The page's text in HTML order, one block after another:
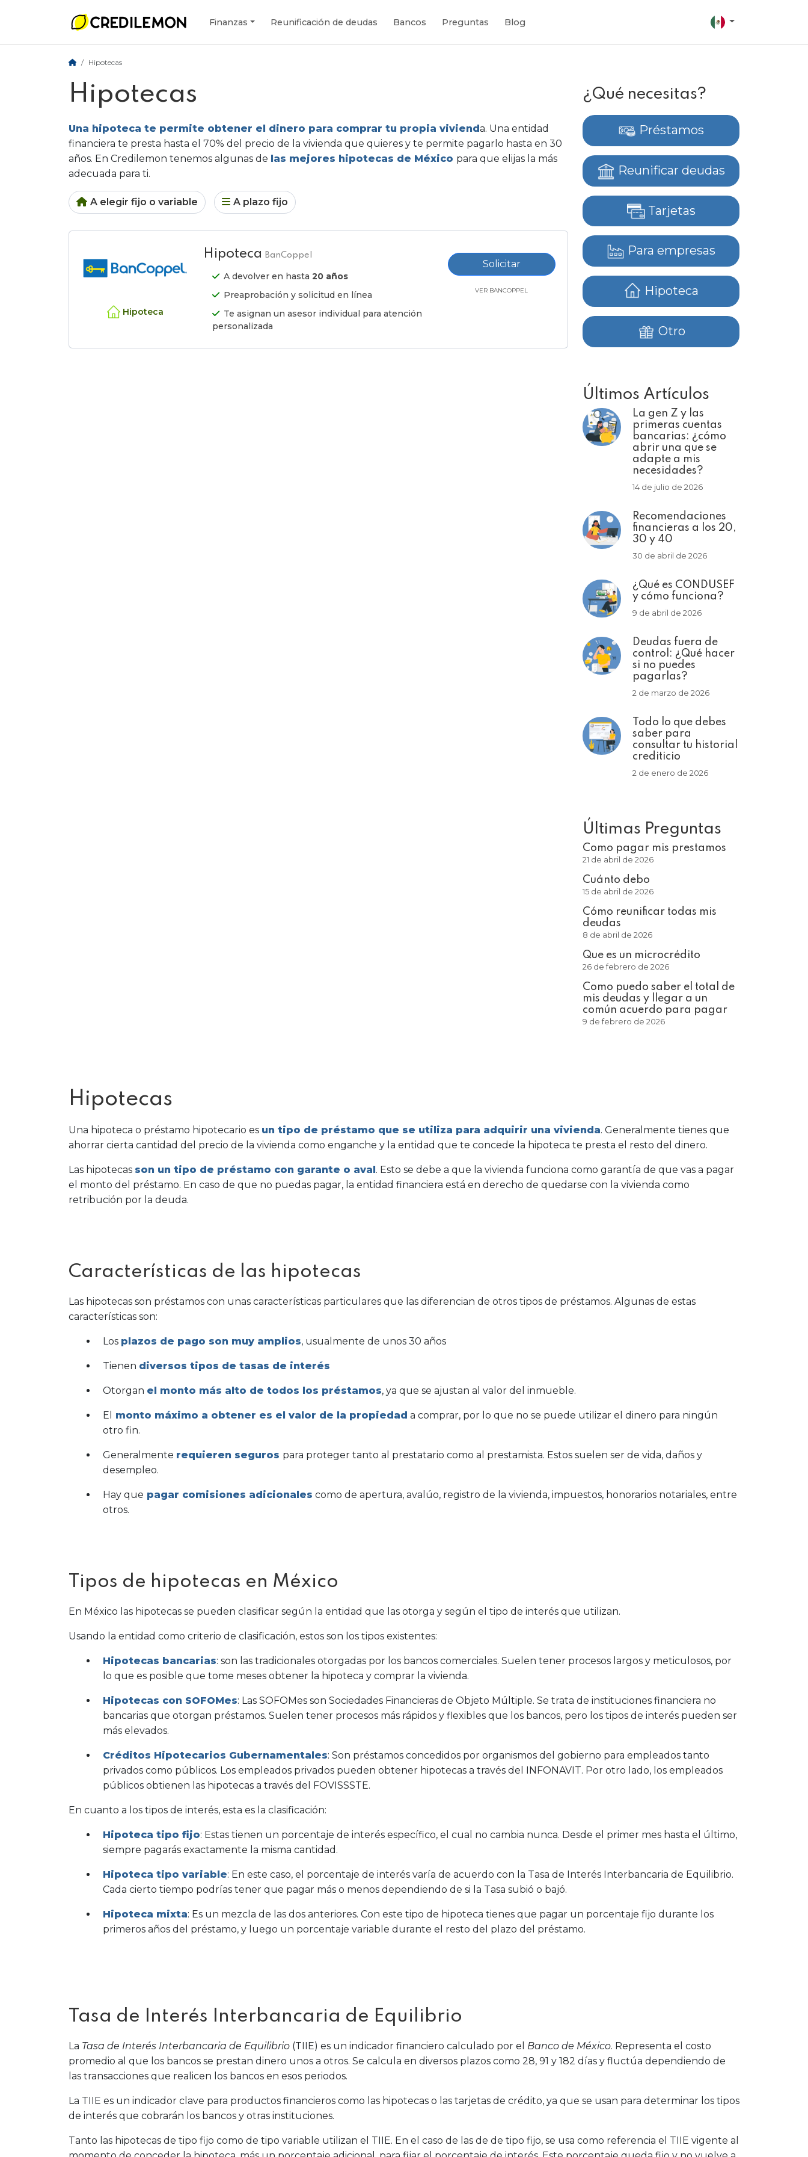
Finanzas Reunificación de deudas Bancos Preguntas Blog
Hipotecas
Hipotecas
Una hipoteca te permite obtener el dinero para comprar tu propia vivienda. Una entidad
financiera te presta hasta el 70% del precio de la vivienda que quieres y te permite pagarlo hasta en 30
años. En Credilemon tenemos algunas de las mejores hipotecas de México para que elijas la más
adecuada para ti.
A elegir fijo o variable A plazo fijo
Hipoteca
HipotecaBanCoppel
A devolver en hasta20 años
Preaprobación y solicitud en línea
Te asignan un asesor individual para atención
personalizada
Solicitar
VER BANCOPPEL
¿Qué necesitas?
Préstamos
Reunificar deudas
Tarjetas
Para empresas
Hipoteca
Otro
Últimos Artículos
La gen Z y las
primeras cuentas
bancarias: ¿cómo
abrir una que se
adapte a mis
necesidades?
14 de julio de 2026
Recomendaciones
financieras a los 20,
30 y 40
30 de abril de 2026
¿Qué es CONDUSEF
y cómo funciona?
9 de abril de 2026
Deudas fuera de
control: ¿Qué hacer
si no puedes
pagarlas?
2 de marzo de 2026
Todo lo que debes
saber para
consultar tu historial
crediticio
2 de enero de 2026
Últimas Preguntas
Como pagar mis prestamos
21 de abril de 2026
Cuánto debo
15 de abril de 2026
Cómo reunificar todas mis
deudas
8 de abril de 2026
Que es un microcrédito
26 de febrero de 2026
Como puedo saber el total de
mis deudas y llegar a un
común acuerdo para pagar
9 de febrero de 2026
Hipotecas
Una hipoteca o préstamo hipotecario es un tipo de préstamo que se utiliza para adquirir una vivienda. Generalmente tienes que
ahorrar cierta cantidad del precio de la vivienda como enganche y la entidad que te concede la hipoteca te presta el resto del dinero.
Las hipotecas son un tipo de préstamo con garante o aval. Esto se debe a que la vivienda funciona como garantía de que vas a pagar
el monto del préstamo. En caso de que no puedas pagar, la entidad financiera está en derecho de quedarse con la vivienda como
retribución por la deuda.
Características de las hipotecas
Las hipotecas son préstamos con unas características particulares que las diferencian de otros tipos de préstamos. Algunas de estas
características son:
Los plazos de pago son muy amplios, usualmente de unos 30 años
Tienen diversos tipos de tasas de interés
Otorgan el monto más alto de todos los préstamos, ya que se ajustan al valor del inmueble.
El monto máximo a obtener es el valor de la propiedad a comprar, por lo que no se puede utilizar el dinero para ningún
otro fin.
Generalmente requieren seguros para proteger tanto al prestatario como al prestamista. Estos suelen ser de vida, daños y
desempleo.
Hay que pagar comisiones adicionales como de apertura, avalúo, registro de la vivienda, impuestos, honorarios notariales, entre
otros.
Tipos de hipotecas en México
En México las hipotecas se pueden clasificar según la entidad que las otorga y según el tipo de interés que utilizan.
Usando la entidad como criterio de clasificación, estos son los tipos existentes:
Hipotecas bancarias: son las tradicionales otorgadas por los bancos comerciales. Suelen tener procesos largos y meticulosos, por
lo que es posible que tome meses obtener la hipoteca y comprar la vivienda.
Hipotecas con SOFOMes: Las SOFOMes son Sociedades Financieras de Objeto Múltiple. Se trata de instituciones financiera no
bancarias que otorgan préstamos. Suelen tener procesos más rápidos y flexibles que los bancos, pero los tipos de interés pueden ser
más elevados.
Créditos Hipotecarios Gubernamentales: Son préstamos concedidos por organismos del gobierno para empleados tanto
privados como públicos. Los empleados privados pueden obtener hipotecas a través del INFONAVIT. Por otro lado, los empleados
públicos obtienen las hipotecas a través del FOVISSSTE.
En cuanto a los tipos de interés, esta es la clasificación:
Hipoteca tipo fijo: Estas tienen un porcentaje de interés específico, el cual no cambia nunca. Desde el primer mes hasta el último,
siempre pagarás exactamente la misma cantidad.
Hipoteca tipo variable: En este caso, el porcentaje de interés varía de acuerdo con la Tasa de Interés Interbancaria de Equilibrio.
Cada cierto tiempo podrías tener que pagar más o menos dependiendo de si la Tasa subió o bajó.
Hipoteca mixta: Es un mezcla de las dos anteriores. Con este tipo de hipoteca tienes que pagar un porcentaje fijo durante los
primeros años del préstamo, y luego un porcentaje variable durante el resto del plazo del préstamo.
Tasa de Interés Interbancaria de Equilibrio
La Tasa de Interés Interbancaria de Equilibrio (TIIE) es un indicador financiero calculado por el Banco de México. Representa el costo
promedio al que los bancos se prestan dinero unos a otros. Se calcula en diversos plazos como 28, 91 y 182 días y fluctúa dependiendo de
las transacciones que realicen los bancos en esos periodos.
La TIIE es un indicador clave para productos financieros como las hipotecas o las tarjetas de crédito, ya que se usan para determinar los tipos
de interés que cobrarán los bancos y otras instituciones.
Tanto las hipotecas de tipo fijo como de tipo variable utilizan el TIIE. En el caso de las de de tipo fijo, se usa como referencia el TIIE vigente al